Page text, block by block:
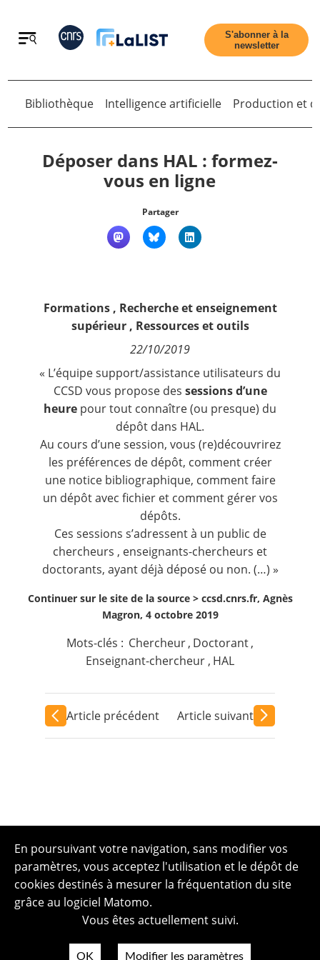
Retour
Nous suivre
S'abonner à la
newsletter
Retour
Bibliothèque Intelligence artificielle Production et
Déposer dans HAL : formez-
vous en ligne
Partager
Formations, Recherche et enseignement
supérieur, Ressources et outils
22/10/2019
« L’équipe support/assistance utilisateurs du
CCSD vous propose des sessions d’une
heure pour tout connaître (ou presque) du
dépôt dans HAL.
Au cours d’une session, vous (re)découvrirez
les préférences de dépôt, comment créer
une notice bibliographique, comment faire
un dépôt avec fichier et comment gérer vos
dépôts.
Ces sessions s’adressent à un public de
chercheurs , enseignants-chercheurs et
doctorants, ayant déjà déposé ou non. (…) »
Continuer sur le site de la source > ccsd.cnrs.fr, Agnès
Magron, 4 octobre 2019
Mots-clés : Chercheur, Doctorant,
Enseignant-chercheur , HAL
Article précédent Article suivant
En poursuivant votre navigation, sans modifier vos
paramètres, vous acceptez l'utilisation et le dépôt de
cookies destinés à mesurer la fréquentation du site
grâce au logiciel Matomo.
Vous êtes actuellement suivi.
OK Modifier les paramètres